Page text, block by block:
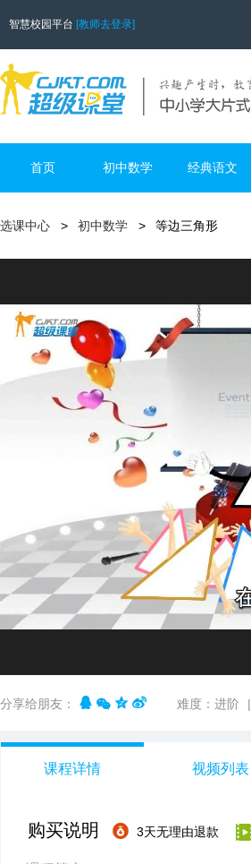
智慧校园平台 [教师去登录]
首页 初中数学 经典语文
选课中心 初中数学 等边三角形
分享给朋友： 难度：进阶 |
课程详情 视频列表
购买说明 3天无理由退款